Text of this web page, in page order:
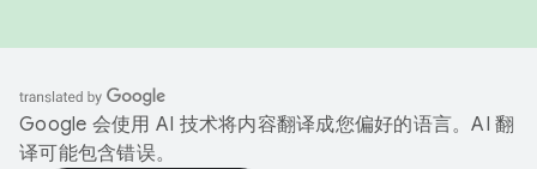
Google 会使用 AI 技术将内容翻译成您偏好的语言。AI 翻
译可能包含错误。